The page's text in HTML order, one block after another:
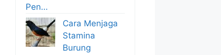
Pen…
Cara Menjaga
Stamina
Burung